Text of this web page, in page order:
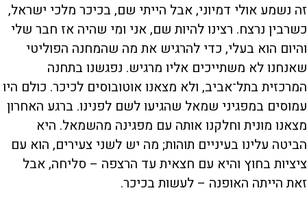
זה נשמע אולי דמיוני, אבל הייתי שם, בכיכר מלכי ישראל,
כשרבין נרצח. רצינו להיות שם, אני ומי שהיה אז חבר שלי
והיום הוא בעלי, כדי להרגיש את מה שהמחנה הפוליטי
שאנחנו לא משתייכים אליו מרגיש. נפגשנו בתחנה
המרכזית בתל־אביב, ולא מצאנו אוטובוסים לכיכר. כולם היו
עמוסים במפגיני שמאל שהגיעו לשם לפנינו. ברגע האחרון
מצאנו מונית וחלקנו אותה עם מפגינה מהשמאל. היא
הביטה עלינו בעיניים תוהות; מה יש לשני צעירים, הוא עם
ציציות בחוץ והיא עם חצאית עד הרצפה – סליחה, אבל
זאת הייתה האופנה – לעשות בכיכר.